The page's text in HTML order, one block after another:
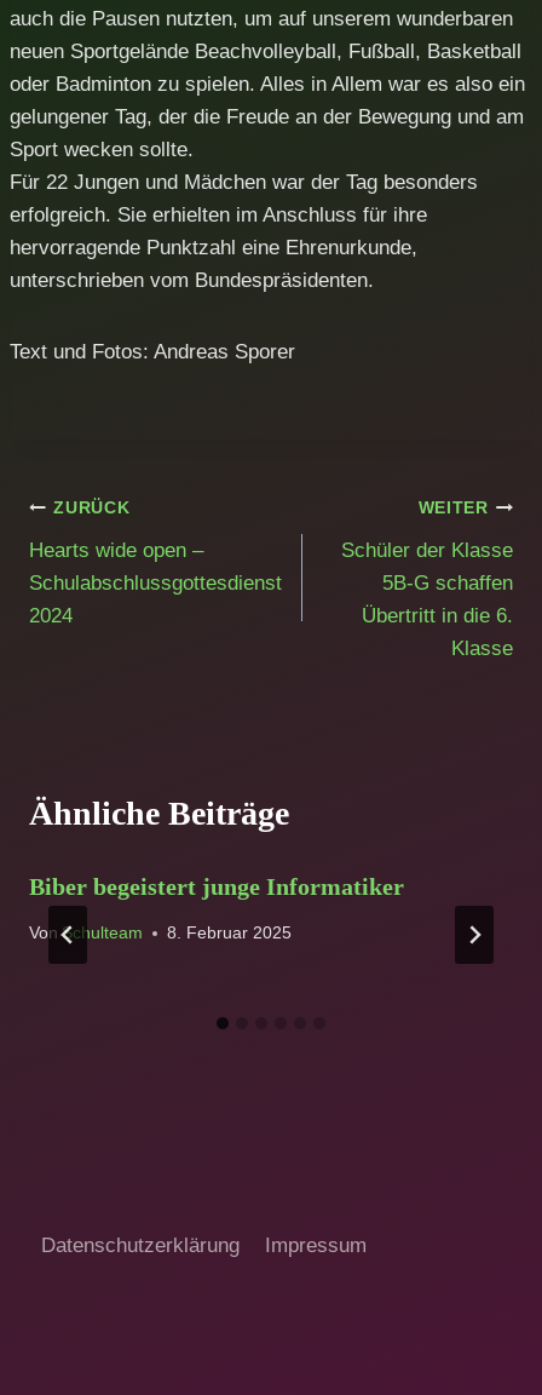
auch die Pausen nutzten, um auf unserem wunderbaren
neuen Sportgelände Beachvolleyball, Fußball, Basketball
oder Badminton zu spielen. Alles in Allem war es also ein
gelungener Tag, der die Freude an der Bewegung und am
Sport wecken sollte.
Für 22 Jungen und Mädchen war der Tag besonders
erfolgreich. Sie erhielten im Anschluss für ihre
hervorragende Punktzahl eine Ehrenurkunde,
unterschrieben vom Bundespräsidenten.
Text und Fotos: Andreas Sporer
Beitragsnavigation
ZURÜCK
Hearts wide open –
Schulabschlussgottesdienst
2024
WEITER
Schüler der Klasse
5B-G schaffen
Übertritt in die 6.
Klasse
Ähnliche Beiträge
Biber begeistert junge Informatiker
Von Schulteam 8. Februar 2025
Datenschutzerklärung Impressum